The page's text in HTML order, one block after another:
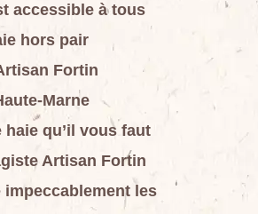
accessible à tous
hors pair
Fortin
Marne
qu’il vous faut
Artisan Fortin
impeccablement les